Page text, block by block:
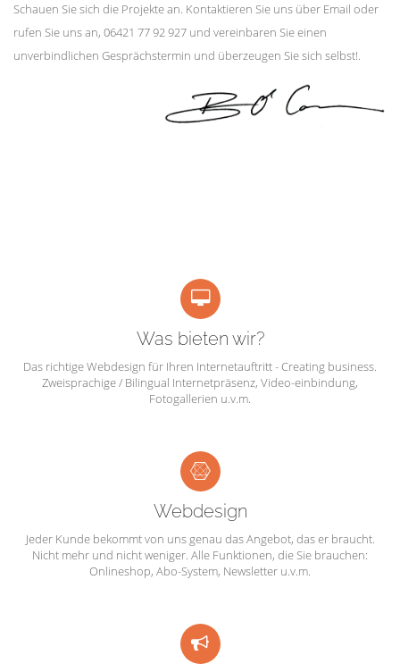
Schauen Sie sich die Projekte an. Kontaktieren Sie uns über Email oder
rufen Sie uns an, 06421 77 92 927 und vereinbaren Sie einen
unverbindlichen Gesprächstermin und überzeugen Sie sich selbst!.
Was bieten wir?
Das richtige Webdesign für Ihren Internetauftritt - Creating business.
Zweisprachige / Bilingual Internetpräsenz, Video-einbindung,
Fotogallerien u.v.m.
Webdesign
Jeder Kunde bekommt von uns genau das Angebot, das er braucht.
Nicht mehr und nicht weniger. Alle Funktionen, die Sie brauchen:
Onlineshop, Abo-System, Newsletter u.v.m.